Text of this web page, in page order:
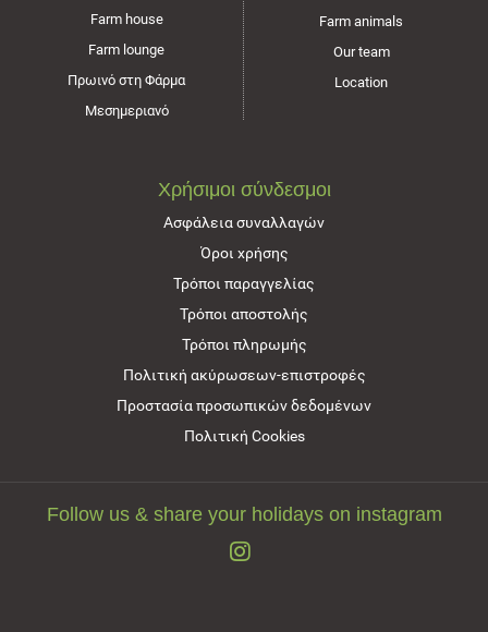
Farm house
Farm lounge
Πρωινό στη Φάρμα
Μεσημεριανό
Farm animals
Our team
Location
Χρήσιμοι σύνδεσμοι
Ασφάλεια συναλλαγών
Όροι χρήσης
Τρόποι παραγγελίας
Τρόποι αποστολής
Τρόποι πληρωμής
Πολιτική ακύρωσεων-επιστροφές
Προστασία προσωπικών δεδομένων
Πολιτική Cookies
Follow us & share your holidays on instagram